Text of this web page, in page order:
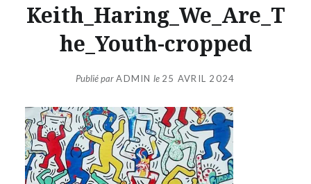
Keith_Haring_We_Are_T
he_Youth-cropped
Publié parADMIN le 25 AVRIL 2024